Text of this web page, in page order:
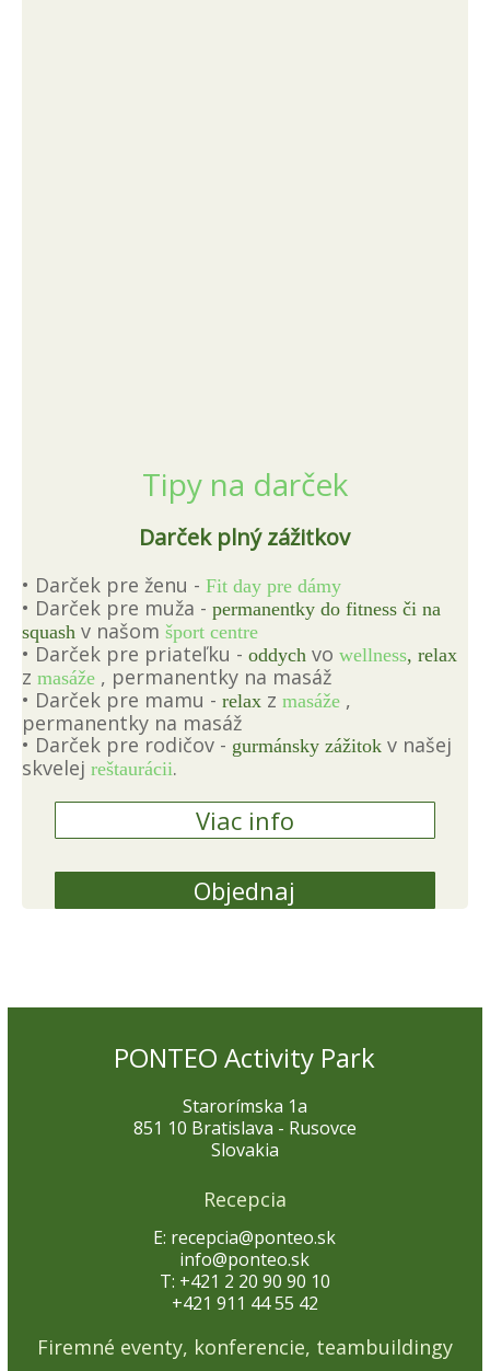
Tipy na darček
Darček plný zážitkov
• Darček pre ženu - Fit day pre dámy
• Darček pre muža - permanentky do fitness či na
squashv našom šport centre
• Darček pre priateľku - oddychvo wellness, relax
z masáže, permanentky na masáž
• Darček pre mamu - relaxz masáže,
permanentky na masáž
• Darček pre rodičov - gurmánsky zážitokv našej
skvelej reštaurácii.
Viac info
Objednaj
PONTEO Activity Park
Starorímska 1a
851 10 Bratislava - Rusovce
Slovakia
Recepcia
E: recepcia@ponteo.sk
info@ponteo.sk
T: +421 2 20 90 90 10
+421 911 44 55 42
Firemné eventy, konferencie, teambuildingy